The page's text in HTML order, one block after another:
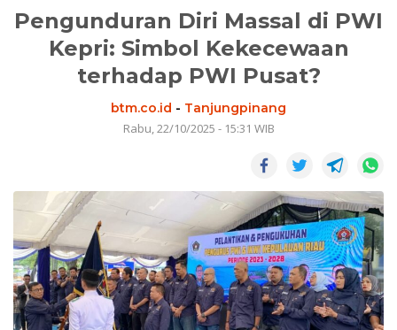
Pengunduran Diri Massal di PWI
Kepri: Simbol Kekecewaan
terhadap PWI Pusat?
btm.co.id - Tanjungpinang
Rabu, 22/10/2025 - 15:31 WIB